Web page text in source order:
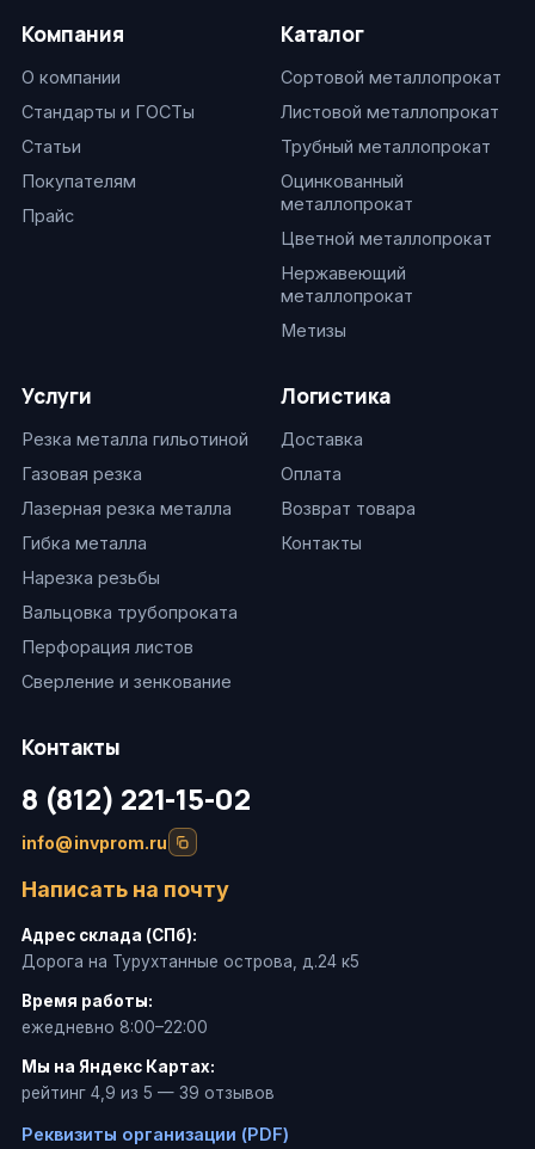
Компания
О компании
Стандарты и ГОСТы
Статьи
Покупателям
Прайс
Каталог
Сортовой металлопрокат
Листовой металлопрокат
Трубный металлопрокат
Оцинкованный
металлопрокат
Цветной металлопрокат
Нержавеющий
металлопрокат
Метизы
Услуги
Резка металла гильотиной
Газовая резка
Лазерная резка металла
Гибка металла
Нарезка резьбы
Вальцовка трубопроката
Перфорация листов
Сверление и зенкование
Логистика
Доставка
Оплата
Возврат товара
Контакты
Контакты
8 (812) 221-15-02
info@invprom.ru
Написать на почту
Адрес склада (СПб):
Дорога на Турухтанные острова, д.24 к5
Время работы:
ежедневно 8:00–22:00
Мы на Яндекс Картах:
рейтинг 4,9 из 5 — 39 отзывов
Реквизиты организации (PDF)